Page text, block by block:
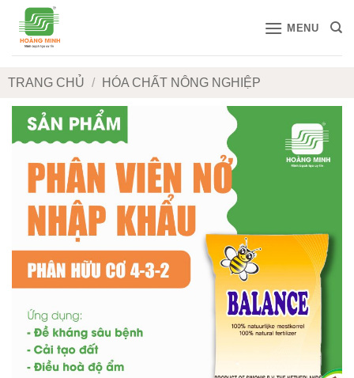
qua
MENU
TRANG CHỦ / HÓA CHẤT NÔNG NGHIỆP